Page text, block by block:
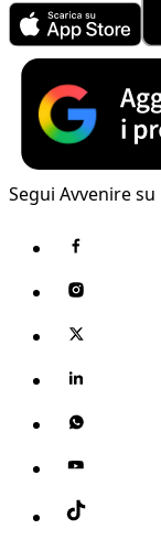
Segui Avvenire su